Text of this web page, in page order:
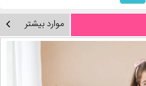
موارد بیشتر